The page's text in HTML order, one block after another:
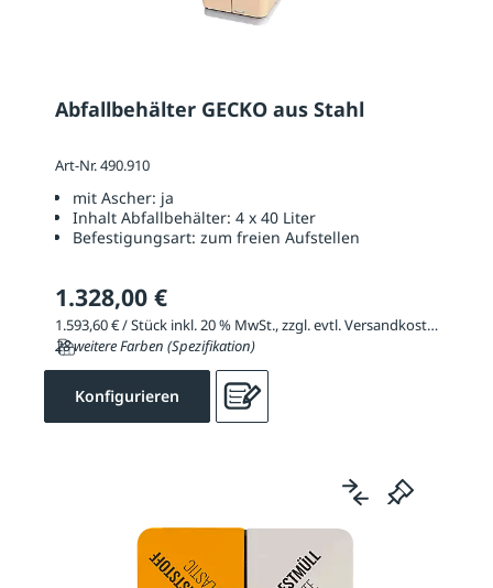
Abfallbehälter GECKO aus Stahl
Art-Nr. 490.910
mit Ascher: ja
Inhalt Abfallbehälter: 4 x 40 Liter
Befestigungsart: zum freien Aufstellen
1.328,00 €
1.593,60 € / Stück inkl. 20 % MwSt., zzgl. evtl. Versandkosten
28 weitere Farben (Spezifikation)
Konfigurieren